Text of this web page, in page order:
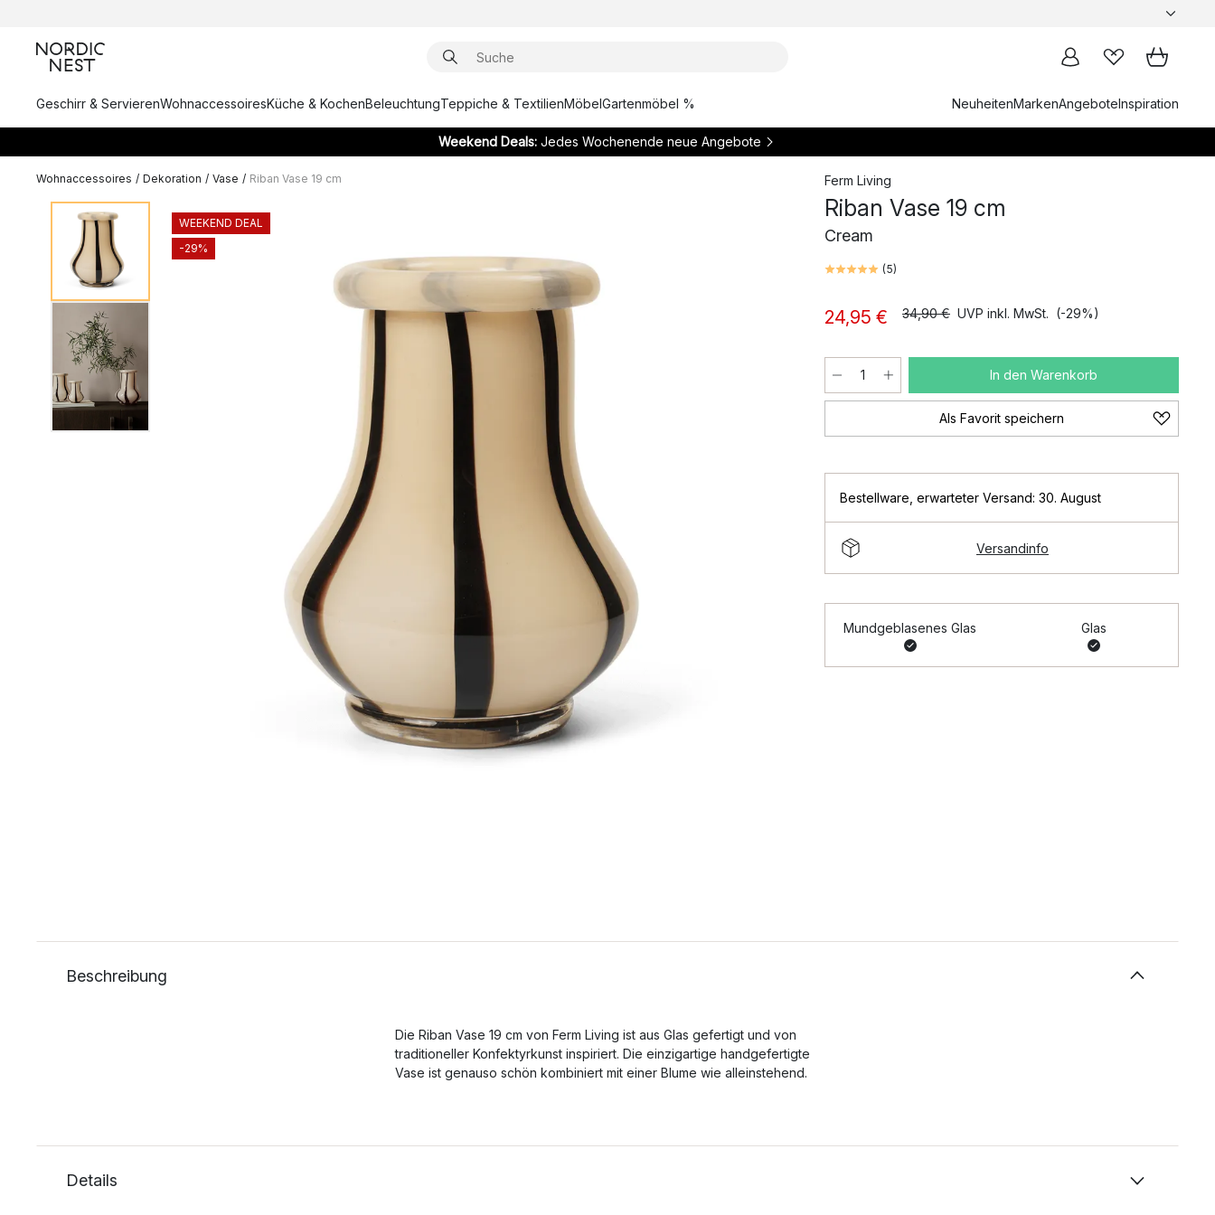
Geschirr & ServierenWohnaccessoiresKüche & KochenBeleuchtungTeppiche & TextilienMöbelGartenmöbel % NeuheitenMarkenAngeboteInspiration
Weekend Deals:Jedes Wochenende neue Angebote
Wohnaccessoires / Dekoration / Vase / Riban Vase 19 cm
WEEKEND DEAL
-29%
Ferm Living
Riban Vase 19 cm
Cream
(5)
24,95 € 34,90 € UVP inkl. MwSt. (-29%)
In den Warenkorb
Als Favorit speichern
Bestellware erwarteter Versand: 30. August
Versandinfo
Mundgeblasenes Glas Glas
Beschreibung
Die Riban Vase 19 cm von Ferm Living ist aus Glas gefertigt und von
traditioneller Konfektyrkunst inspiriert. Die einzigartige handgefertigte
Vase ist genauso schön kombiniert mit einer Blume wie alleinstehend.
Details